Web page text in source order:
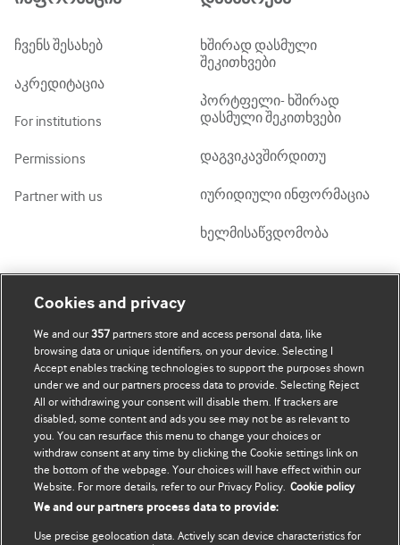
ქართული
украї́нська мо́ва
ჩვენს შესახებ
აკრედიტაცია
For institutions
Permissions
Partner with us
ხშირად დასმული
შეკითხვები
პორტფელი- ხშირად
დასმული შეკითხვები
დაგვიკავშირდითუ
იურიდიული ინფორმაცია
ხელმისაწვდომობა
ჩემი ანგარიში
გამოწერა
ჩემი მონაცემების
განახლება
BMJ company
BMJ Best Practice
BMJ Masterclasses
BMJ onExamination
BMJ Portfolio
Cookies and privacy
We and our357 partners store and access personal data, like
browsing data or unique identifiers, on your device. Selecting I
Accept enables tracking technologies to support the purposes shown
under we and our partners process data to provide. Selecting Reject
All or withdrawing your consent will disable them. If trackers are
disabled, some content and ads you see may not be as relevant to
you. You can resurface this menu to change your choices or
withdraw consent at any time by clicking the Cookie settings link on
the bottom of the webpage. Your choices will have effect within our
Website. For more details, refer to our Privacy Policy. Cookie policy
We and our partners process data to provide:
Use precise geolocation data. Actively scan device characteristics for